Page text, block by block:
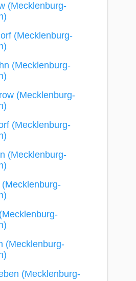
(Mecklenburg-
(Mecklenburg-
(Mecklenburg-
(Mecklenburg-
(Mecklenburg-
(Mecklenburg-
(Mecklenburg-
(Mecklenburg-